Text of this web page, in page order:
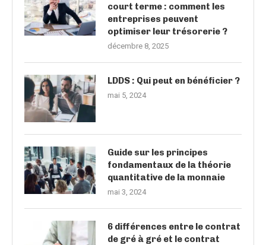
court terme : comment les
entreprises peuvent
optimiser leur trésorerie ?
décembre 8, 2025
LDDS : Qui peut en bénéficier ?
mai 5, 2024
Guide sur les principes
fondamentaux de la théorie
quantitative de la monnaie
mai 3, 2024
6 différences entre le contrat
de gré à gré et le contrat